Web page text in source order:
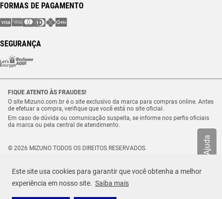
Este site usa cookies para garantir que você obtenha a melhor
experiência em nosso site. Saiba mais
Ajuda
TAMANHO
Selecione o seu tamanho
FORMAS DE PAGAMENTO
SEGURANÇA
FIQUE ATENTO ÀS FRAUDES!
O site Mizuno.com.br é o site exclusivo da marca para compras online. Antes
de efetuar a compra, verifique que você está no site oficial.
Em caso de dúvida ou comunicação suspeita, se informe nos perfis oficiais
da marca ou pela central de atendimento.
© 2026 MIZUNO TODOS OS DIREITOS RESERVADOS.
Estrada Municipal Luiz Lopes Neto, n.º 21 – Tenentes – CEP. 37.640-000 –
Extrema/MG